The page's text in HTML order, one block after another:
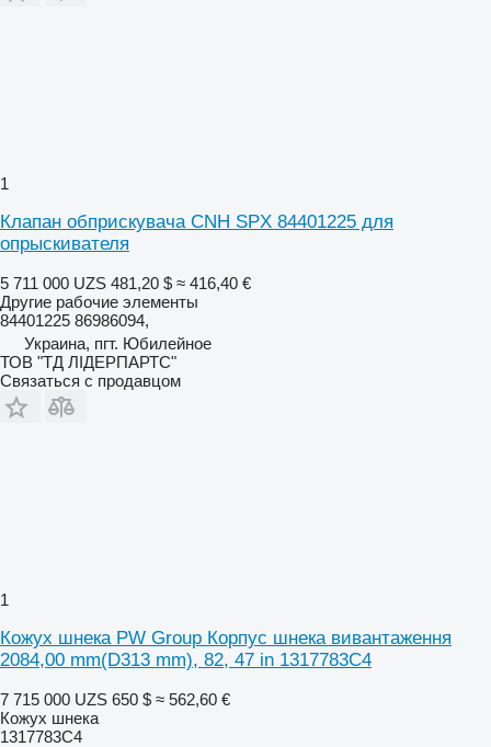
1
Клапан обприскувача CNH SPX 84401225 для
опрыскивателя
5 711 000 UZS 481,20 $ ≈ 416,40 €
Другие рабочие элементы
84401225 86986094,
Украина, пгт. Юбилейное
ТОВ "ТД ЛІДЕРПАРТС"
Связаться с продавцом
1
Кожух шнека PW Group Корпус шнека вивантаження
2084,00 mm(D313 mm), 82, 47 in 1317783C4
7 715 000 UZS 650 $ ≈ 562,60 €
Кожух шнека
1317783C4